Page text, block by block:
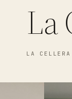
La
LA